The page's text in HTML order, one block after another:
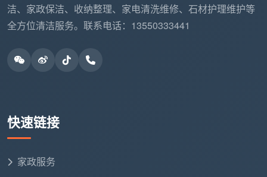
游击队模式
：做完拿钱就走，几天后发现问题，电话
正规公司模式：承诺一个合理的售后期，出现非人为
费上门返工，这一条写在合同里。在衡量
公司哪家好
下来的，才是真正在意口碑和复购率的公司。
洁、家政保洁、收纳整理、家电清洗维修、石材护理维护等
全方位清洁服务。联系电话：13550333441
快速链接
家政服务